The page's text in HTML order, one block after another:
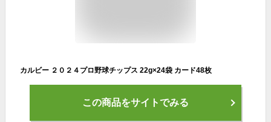
カルビー ２０２４プロ野球チップス 22g×24袋 カード48枚
この商品をサイトでみる